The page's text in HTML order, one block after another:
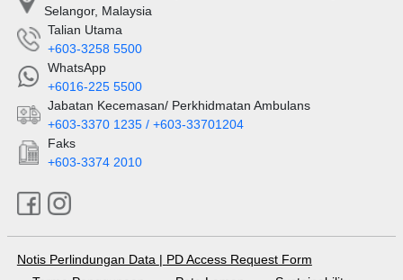
Selangor, Malaysia
Talian Utama
+603-3258 5500
WhatsApp
+6016-225 5500
Jabatan Kecemasan/ Perkhidmatan Ambulans
+603-3370 1235 / +603-33701204
Faks
+603-3374 2010
Notis Perlindungan Data | PD Access Request Form